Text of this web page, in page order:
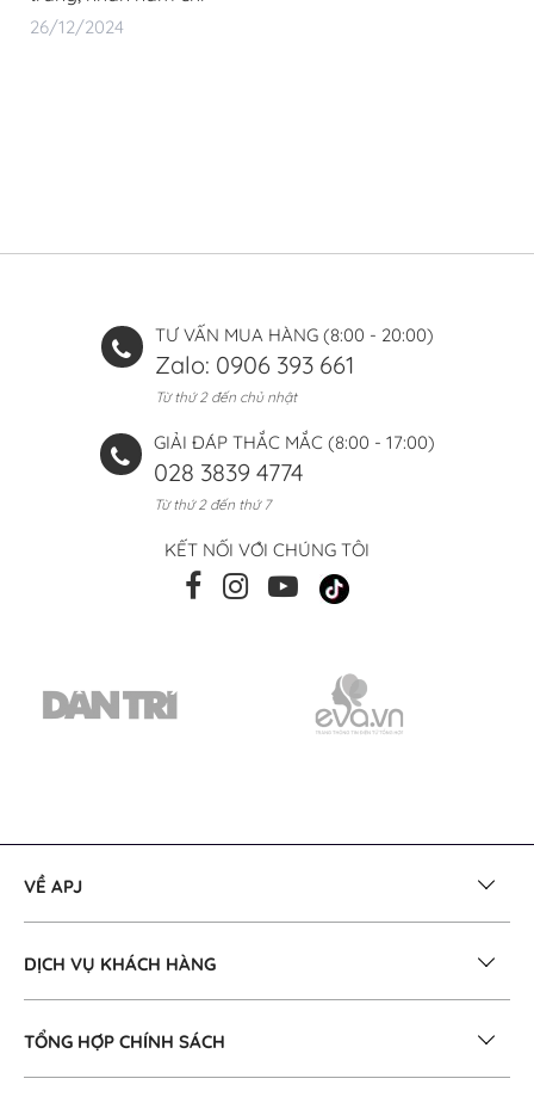
26/12/2024
TƯ VẤN MUA HÀNG (8:00 - 20:00)
Zalo: 0906 393 661
Từ thứ 2 đến chủ nhật
GIẢI ĐÁP THẮC MẮC (8:00 - 17:00)
028 3839 4774
Từ thứ 2 đến thứ 7
KẾT NỐI VỚI CHÚNG TÔI
VỀ APJ
DỊCH VỤ KHÁCH HÀNG
TỔNG HỢP CHÍNH SÁCH